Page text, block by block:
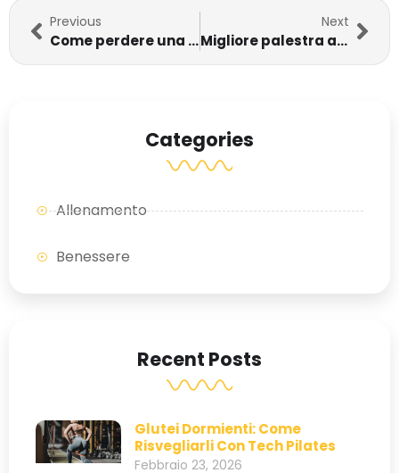
Previous
Come perdere una taglia in una settimana
Next
Migliore palestra a Montesilvano: scopri WelcomeFitness
Categories
Allenamento
Benessere
Recent Posts
Glutei Dormienti: Come
Risvegliarli Con Tech Pilates
Febbraio 23, 2026